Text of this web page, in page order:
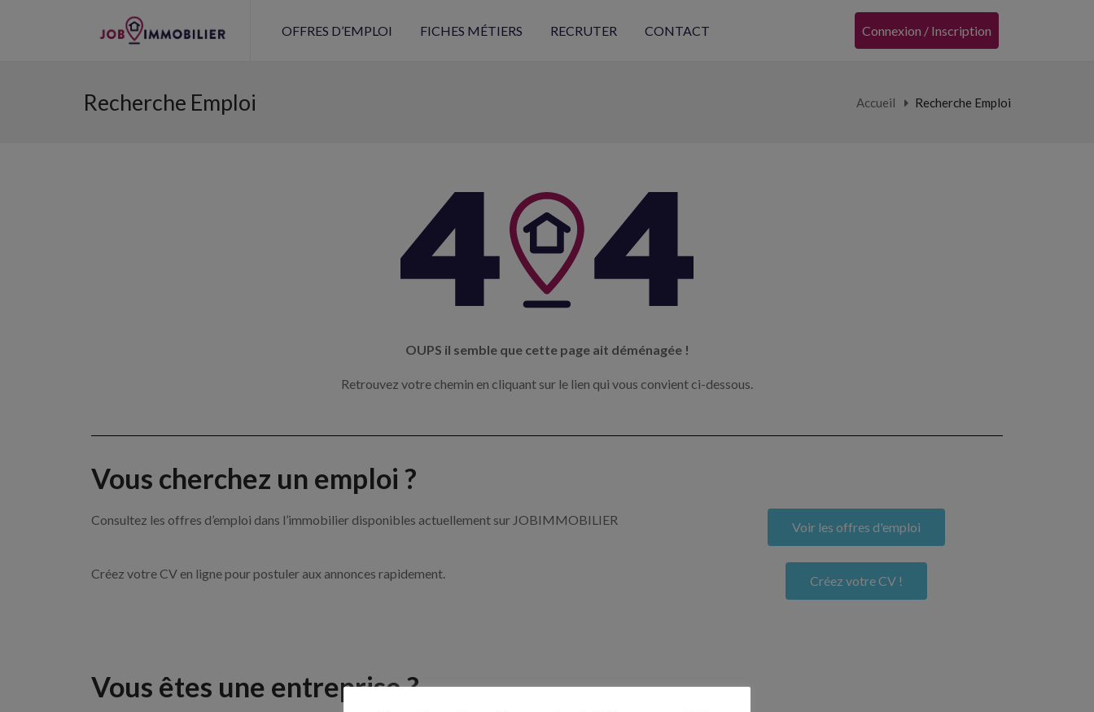
OFFRES D’EMPLOI FICHES MÉTIERS RECRUTER CONTACT Connexion / Inscription
Recherche Emploi Accueil Recherche Emploi
OUPS il semble que cette page ait déménagée !
Retrouvez votre chemin en cliquant sur le lien qui vous convient ci-dessous.
Vous cherchez un emploi ?
Consultez les offres d’emploi dans l’immobilier disponibles actuellement sur JOBIMMOBILIER Voir les offres d'emploi
Créez votre CV en ligne pour postuler aux annonces rapidement. Créez votre CV !
Vous êtes une entreprise ?